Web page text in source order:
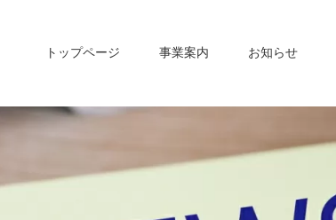
トップページ 事業案内 お知らせ